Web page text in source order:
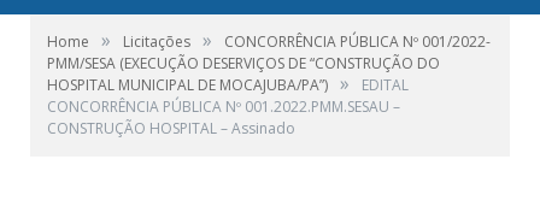
Home » Licitações »
CONCORRÊNCIA PÚBLICA Nº 001/2022-
PMM/SESA (EXECUÇÃO DESERVIÇOS DE “CONSTRUÇÃO DO
HOSPITAL MUNICIPAL DE MOCAJUBA/PA”) »
EDITAL
CONCORRÊNCIA PÚBLICA Nº 001.2022.PMM.SESAU –
CONSTRUÇÃO HOSPITAL – Assinado